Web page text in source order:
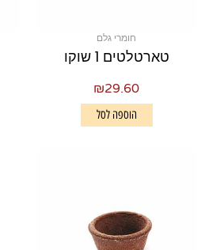
חומרי גלם
טארטלטים 1 שוקו
₪29.60
הוספה לסל